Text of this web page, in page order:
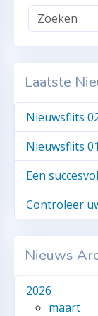
Laatste
Nieuwsflits
Nieuwsflits
Een
Controleer
Nieuws
2026
maart